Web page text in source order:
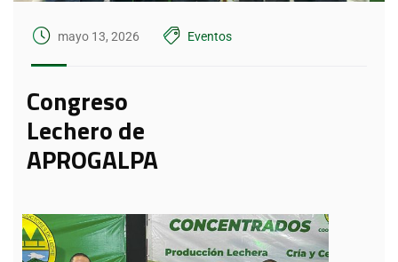
mayo 13, 2026 Eventos
Congreso
Lechero de
APROGALPA